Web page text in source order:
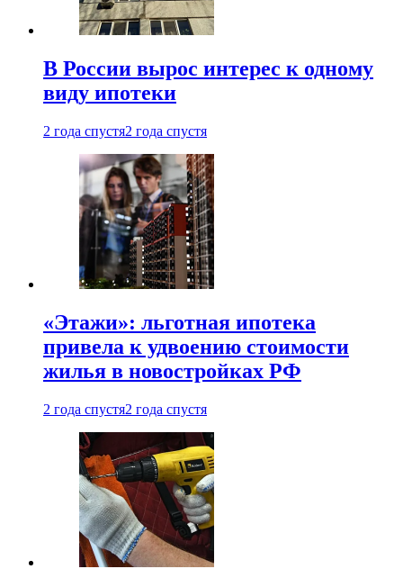
В России вырос интерес к одному
виду ипотеки
2 года спустя2 года спустя
«Этажи»: льготная ипотека
привела к удвоению стоимости
жилья в новостройках РФ
2 года спустя2 года спустя